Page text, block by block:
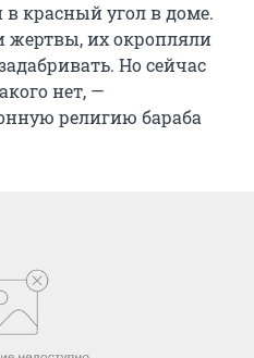
красный угол в доме.
их окропляли
Но сейчас
нет, —
религию бараба